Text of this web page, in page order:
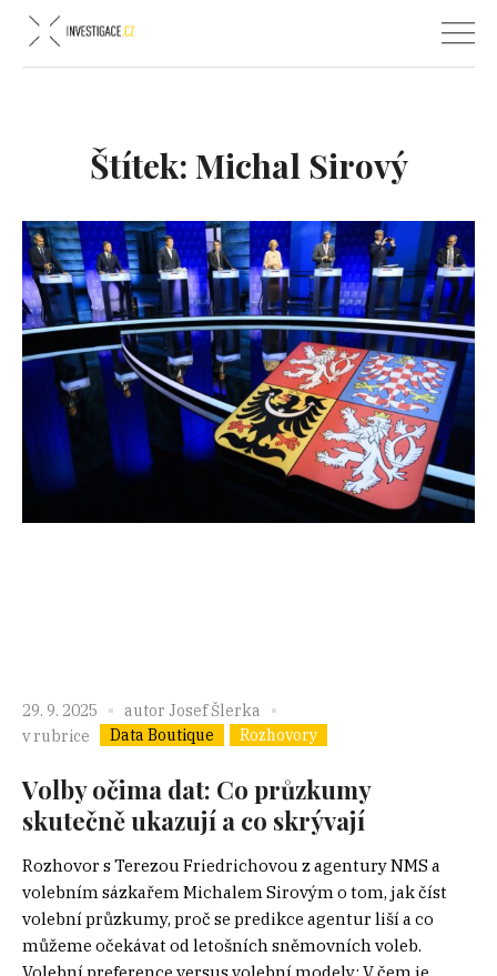
Štítek: Michal Sirový
29. 9. 2025 autor Josef Šlerka
v rubrice
Data Boutique Rozhovory
Volby očima dat: Co průzkumy
skutečně ukazují a co skrývají
Rozhovor s Terezou Friedrichovou z agentury NMS a
volebním sázkařem Michalem Sirovým o tom, jak číst
volební průzkumy, proč se predikce agentur liší a co
můžeme očekávat od letošních sněmovních voleb.
Volební preference versus volební modely: V čem je